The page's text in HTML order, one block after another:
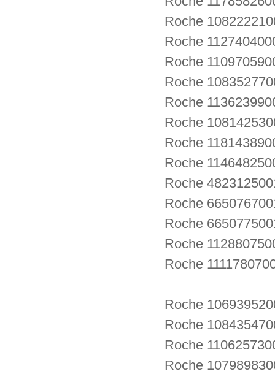
Roche
Roche
Roche
Roche
Roche
Roche
Roche
Roche
Roche
Roche
Roche
Roche
Roche
Roche
Roche
Roche
Roche